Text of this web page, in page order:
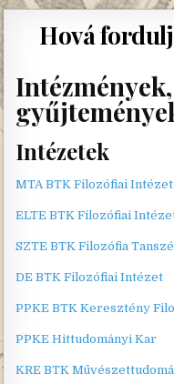
Hová
Intézetek
MTA BTK Filozófiai Intézet
ELTE BTK Filozófiai
SZTE BTK Filozófia
DE BTK Filozófiai Intézet
PPKE BTK Keresztény
PPKE Hittudományi Kar
KRE BTK